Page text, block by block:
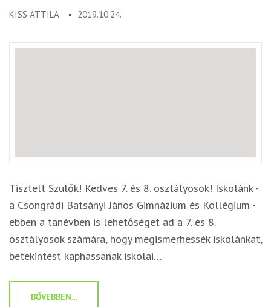
KISS ATTILA 2019.10.24.
Tisztelt Szülők! Kedves 7. és 8. osztályosok! Iskolánk -
a Csongrádi Batsányi János Gimnázium és Kollégium -
ebben a tanévben is lehetőséget ad a 7. és 8.
osztályosok számára, hogy megismerhessék iskolánkat,
betekintést kaphassanak iskolai…
BŐVEBBEN...